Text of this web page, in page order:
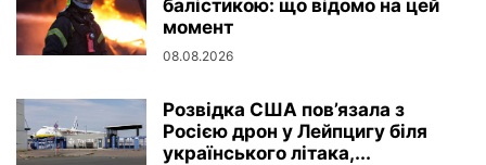
балістикою: що відомо на цей
момент
08.08.2026
Розвідка США пов’язала з
Росією дрон у Лейпцигу біля
українського літака,...